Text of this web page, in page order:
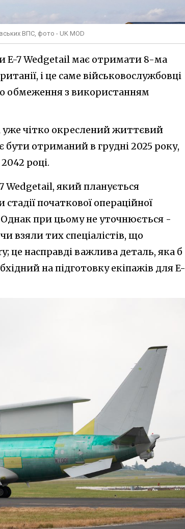
ВПС, фото - UK MOD
E-7 Wedgetail має отримати 8-ма
і це саме військовослужбовці
обмеження з використанням
чітко окреслений життєвий
отриманий в грудні 2025 року,
році.
Wedgetail, який планується
початкової операційної
Однак при цьому не уточнюється -
взяли тих спеціалістів, що
це насправді важлива деталь, яка б
на підготовку екіпажів для E-